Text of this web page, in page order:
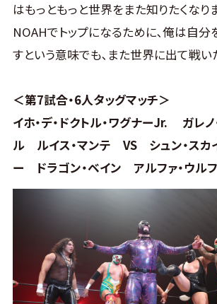
はもっともっと世界をまた知りたくなり
NOAHでトップになるために､俺は自分
すという意味でも､また世界に出て戦い
＜第7試合・6人タッグマッチ＞
イホ・デ・ドクトル・ワグナーJr. ガレノ
ル ルイス・マンテ VS シュン・スカ
ー ドラゴン・ベイン アルファ・ウルフ